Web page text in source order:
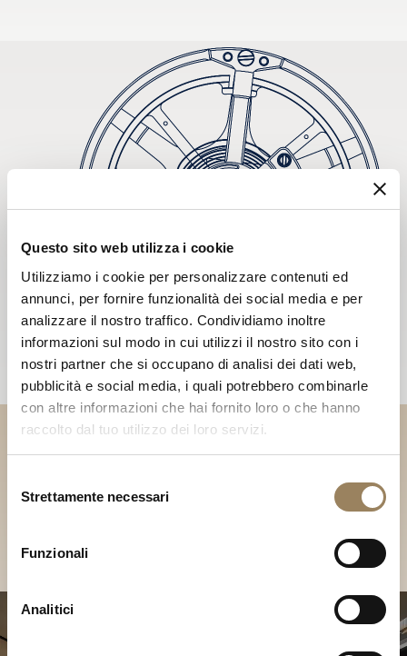
Questo sito web utilizza i cookie
Utilizziamo i cookie per personalizzare contenuti ed
annunci, per fornire funzionalità dei social media e per
analizzare il nostro traffico. Condividiamo inoltre
informazioni sul modo in cui utilizzi il nostro sito con i
nostri partner che si occupano di analisi dei dati web,
pubblicità e social media, i quali potrebbero combinarle
con altre informazioni che hai fornito loro o che hanno
raccolto dal tuo utilizzo dei loro servizi.
delStrettamente necessari
Funzionali
Analitici
Scopri le nostre collezioni in
Boutique